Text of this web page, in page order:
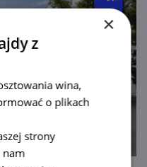
×
z
wina,
o plikach
strony
nam